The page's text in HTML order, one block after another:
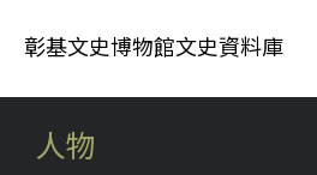
彰基文史博物館文史資料庫
人物